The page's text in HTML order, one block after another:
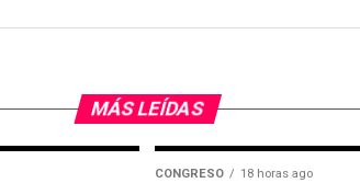
MÁS LEÍDAS
CONGRESO 18 horas ago